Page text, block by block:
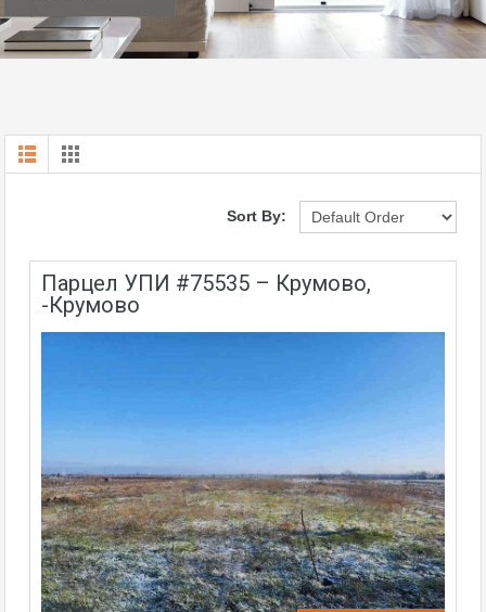
Sort By:
парцел УПИ #75535 – Крумово,
-Крумово